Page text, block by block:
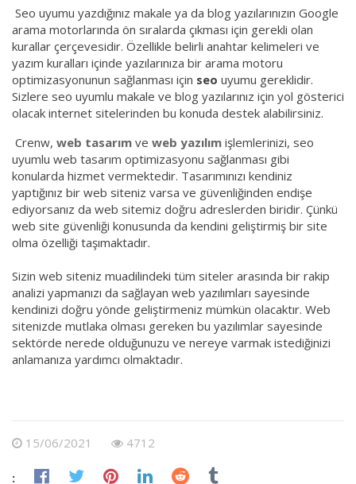
Seo uyumu yazdığınız makale ya da blog yazılarınızın Google
arama motorlarında ön sıralarda çıkması için gerekli olan
kurallar çerçevesidir. Özellikle belirli anahtar kelimeleri ve
yazım kuralları içinde yazılarınıza bir arama motoru
optimizasyonunun sağlanması için seo uyumu gereklidir.
Sizlere seo uyumlu makale ve blog yazılarınız için yol gösterici
olacak internet sitelerinden bu konuda destek alabilirsiniz.
Crenw, web tasarım ve web yazılım işlemlerinizi, seo
uyumlu web tasarım optimizasyonu sağlanması gibi
konularda hizmet vermektedir. Tasarımınızı kendiniz
yaptığınız bir web siteniz varsa ve güvenliğinden endişe
ediyorsanız da web sitemiz doğru adreslerden biridir. Çünkü
web site güvenliği konusunda da kendini geliştirmiş bir site
olma özelliği taşımaktadır.
Sizin web siteniz muadilindeki tüm siteler arasında bir rakip
analizi yapmanızı da sağlayan web yazılımları sayesinde
kendinizi doğru yönde geliştirmeniz mümkün olacaktır. Web
sitenizde mutlaka olması gereken bu yazılımlar sayesinde
sektörde nerede olduğunuzu ve nereye varmak istediğinizi
anlamanıza yardımcı olmaktadır.
15/06/2021 4712
: